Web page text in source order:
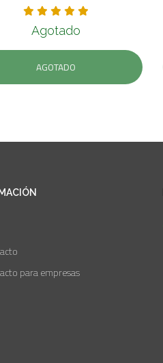
Agotado
AGOTADO
para empresas